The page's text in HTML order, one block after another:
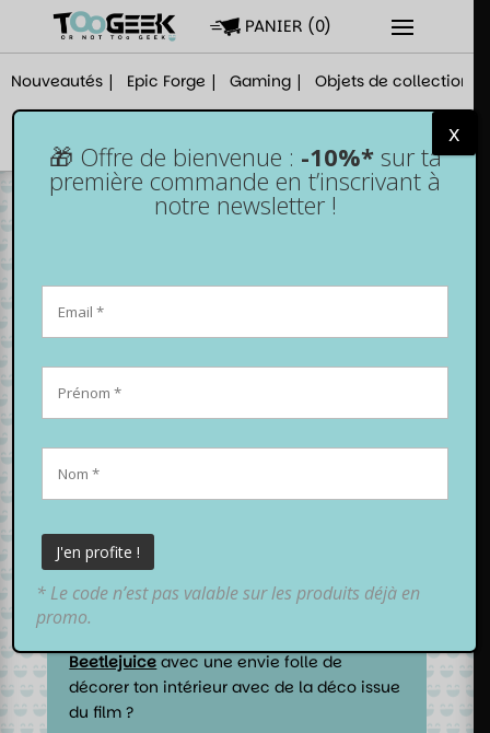
PANIER (0)
Nouveautés Epic Forge Gaming Objets de collection
La cover en
silicone
Beetlejuice pour
PS5 – Collector,
limitée et
Alors comme ça, on ressort à peine de la
Beetlejuiceavec une envie folle de
décorer ton intérieur avec de la déco issue
du film ?
🎁 Offre de bienvenue : -10%*sur ta
première commande en t’inscrivant à
notre newsletter !
* Le code n’est pas valable sur les produits déjà en
promo.
x